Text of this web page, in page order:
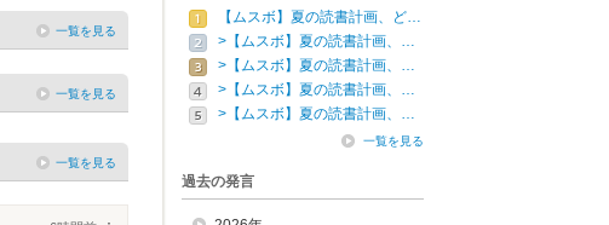
一覧を見る
一覧を見る
一覧を見る
【ムスボ】夏の読書計画、ど…
>【ムスボ】夏の読書計画、…
>【ムスボ】夏の読書計画、…
>【ムスボ】夏の読書計画、…
>【ムスボ】夏の読書計画、…
一覧を見る
過去の発言